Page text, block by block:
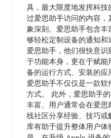
具，最大限度地发挥科
过爱思助手访问的内容
象深刻。爱思助手包含
够轻松定制设备的通知
爱思助手，他们很快意
于功能本身，更在于赋
备的运行方式、安装的
爱思助手不仅仅是一款
方式。 此外，爱思助手
丰富。用户通常会在爱
线社区分享经验、技巧
库有助于提升整体用户